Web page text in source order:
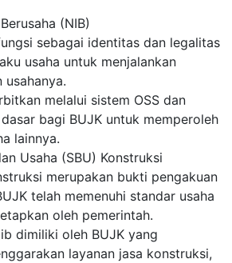
(NIB)
sebagai identitas dan legalitas
usaha untuk menjalankan
usahanya.
melalui sistem OSS dan
bagi BUJK untuk memperoleh
lainnya.
Usaha (SBU) Konstruksi
merupakan bukti pengakuan
telah memenuhi standar usaha
oleh pemerintah.
dimiliki oleh BUJK yang
layanan jasa konstruksi,